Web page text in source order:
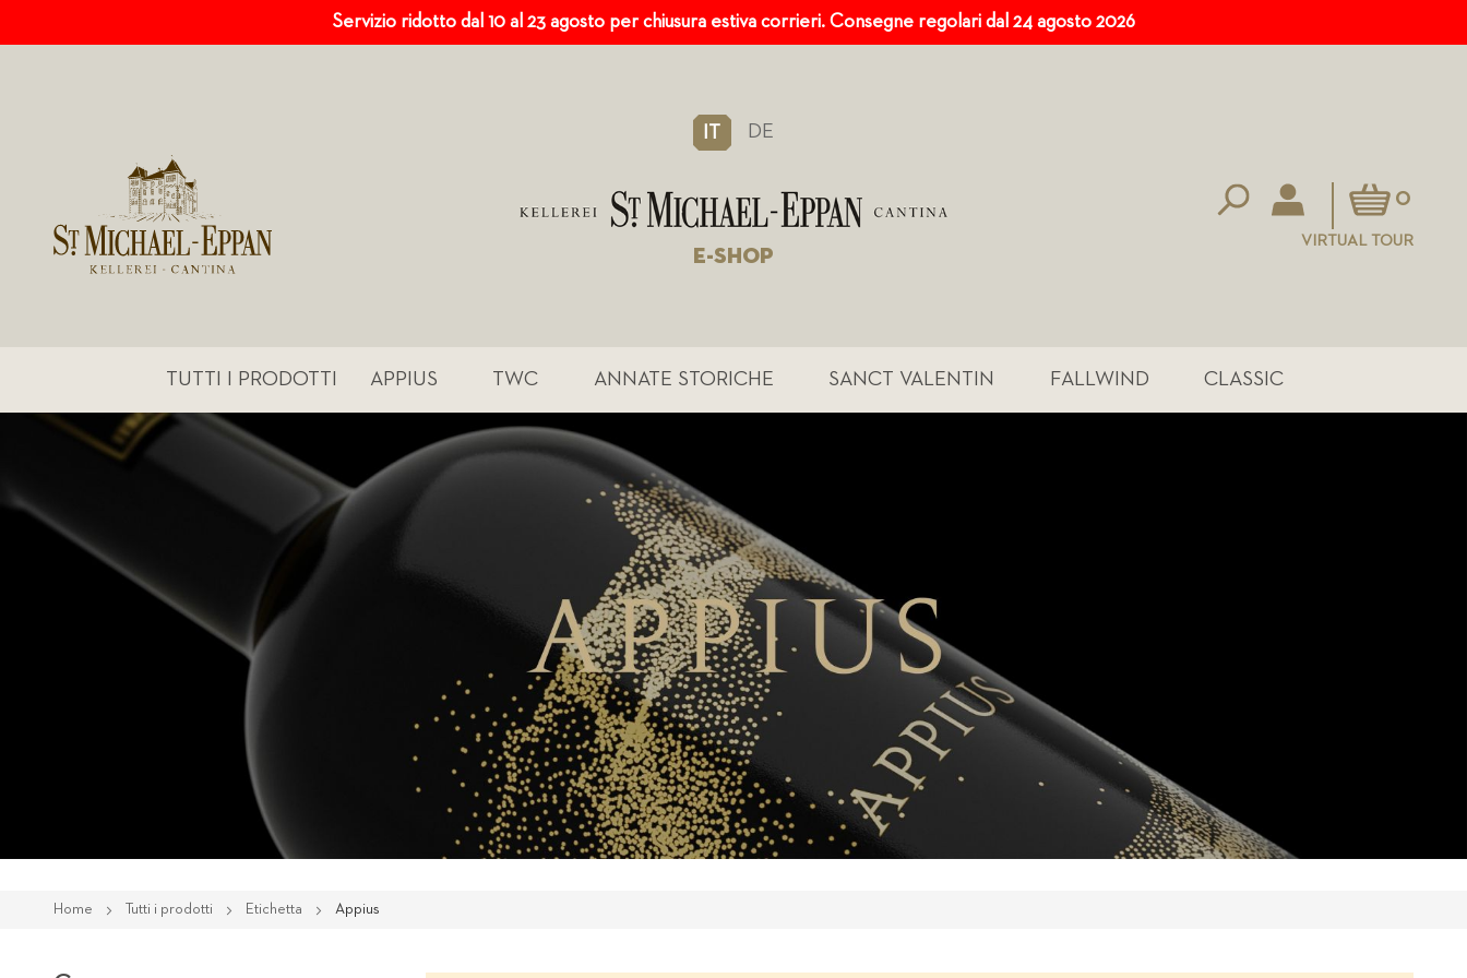
Servizio ridotto dal 10 al 23 agosto per chiusura estiva corrieri. Consegne regolari dal 24 agosto 2026
IT DE
E-SHOP
Carrello0
VIRTUAL TOUR
TUTTI I PRODOTTI APPIUS TWC ANNATE STORICHE SANCT VALENTIN FALLWIND CLASSIC
Home Tutti i prodotti Etichetta Appius